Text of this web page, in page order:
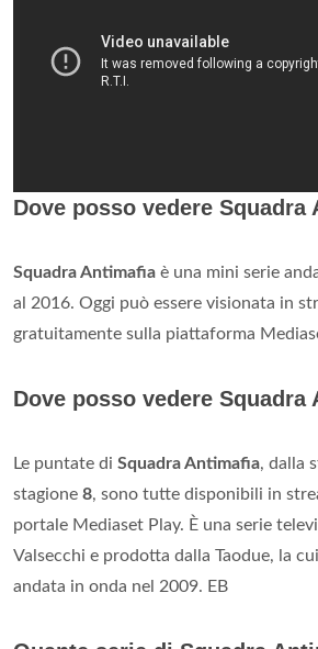
Dove posso vedere Squadra
Squadra Antimafia è una mini serie
al 2016. Oggi può essere visionata in
gratuitamente sulla piattaforma
Dove posso vedere Squadra
Le puntate di Squadra Antimafia, dalla
stagione 8, sono tutte disponibili in
portale Mediaset Play. È una serie
Valsecchi e prodotta dalla Taodue, la
andata in onda nel 2009. EB